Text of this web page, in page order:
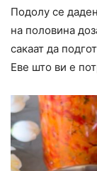
Подолу се
на половина
сакаат да
Еве што ви е